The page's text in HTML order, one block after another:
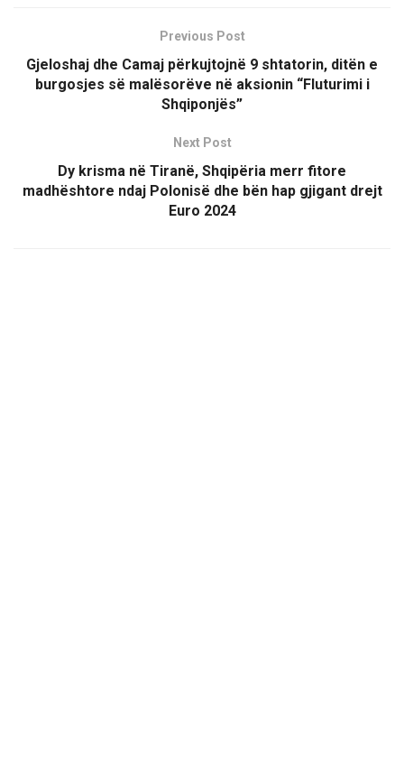
Previous Post
Gjeloshaj dhe Camaj përkujtojnë 9 shtatorin, ditën e
burgosjes së malësorëve në aksionin “Fluturimi i
Shqiponjës”
Next Post
Dy krisma në Tiranë, Shqipëria merr fitore
madhështore ndaj Polonisë dhe bën hap gjigant drejt
Euro 2024